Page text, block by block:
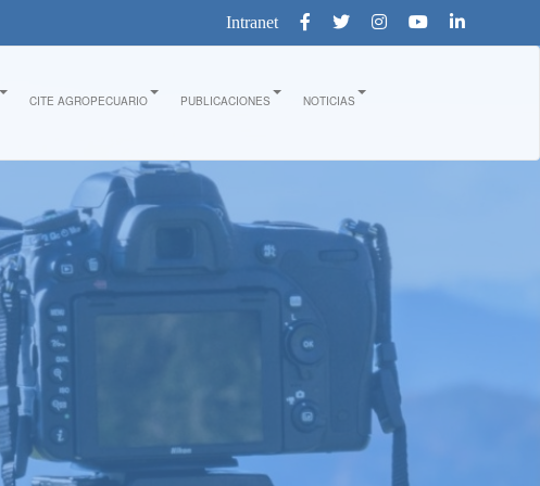
Intranet
CITE AGROPECUARIO PUBLICACIONES NOTICIAS